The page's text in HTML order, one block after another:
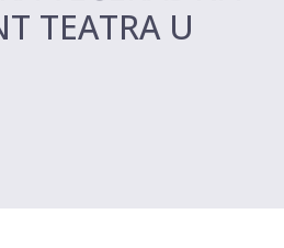
TEATRA U